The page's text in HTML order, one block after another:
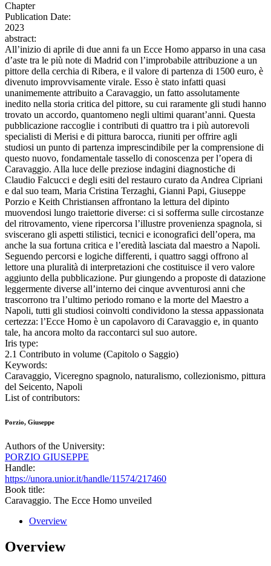
Chapter
Publication Date:
2023
abstract:
All’inizio di aprile di due anni fa un Ecce Homo apparso in una casa
d’aste tra le più note di Madrid con l’improbabile attribuzione a un
pittore della cerchia di Ribera, e il valore di partenza di 1500 euro, è
divenuto improvvisamente virale. Esso è stato infatti quasi
unanimemente attribuito a Caravaggio, un fatto assolutamente
inedito nella storia critica del pittore, su cui raramente gli studi hanno
trovato un accordo, quantomeno negli ultimi quarant’anni. Questa
pubblicazione raccoglie i contributi di quattro tra i più autorevoli
specialisti di Merisi e di pittura barocca, riuniti per offrire agli
studiosi un punto di partenza imprescindibile per la comprensione di
questo nuovo, fondamentale tassello di conoscenza per l’opera di
Caravaggio. Alla luce delle preziose indagini diagnostiche di
Claudio Falcucci e degli esiti del restauro curato da Andrea Cipriani
e dal suo team, Maria Cristina Terzaghi, Gianni Papi, Giuseppe
Porzio e Keith Christiansen affrontano la lettura del dipinto
muovendosi lungo traiettorie diverse: ci si sofferma sulle circostanze
del ritrovamento, viene ripercorsa l’illustre provenienza spagnola, si
sviscerano gli aspetti stilistici, tecnici e iconografici dell’opera, ma
anche la sua fortuna critica e l’eredità lasciata dal maestro a Napoli.
Seguendo percorsi e logiche differenti, i quattro saggi offrono al
lettore una pluralità di interpretazioni che costituisce il vero valore
aggiunto della pubblicazione. Pur giungendo a proposte di datazione
leggermente diverse all’interno dei cinque avventurosi anni che
trascorrono tra l’ultimo periodo romano e la morte del Maestro a
Napoli, tutti gli studiosi coinvolti condividono la stessa appassionata
certezza: l’Ecce Homo è un capolavoro di Caravaggio e, in quanto
tale, ha ancora molto da raccontarci sul suo autore.
Iris type:
2.1 Contributo in volume (Capitolo o Saggio)
Keywords:
Caravaggio, Viceregno spagnolo, naturalismo, collezionismo, pittura
del Seicento, Napoli
List of contributors:
Porzio, Giuseppe
Authors of the University:
PORZIO GIUSEPPE
Handle:
https://unora.unior.it/handle/11574/217460
Book title:
Caravaggio. The Ecce Homo unveiled
Overview
Overview